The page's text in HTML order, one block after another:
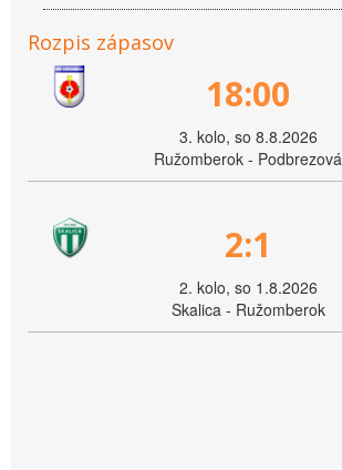
Rozpis zápasov
18:00
3. kolo, so 8.8.2026
Ružomberok - Podbrezová
2:1
2. kolo, so 1.8.2026
Skalica - Ružomberok